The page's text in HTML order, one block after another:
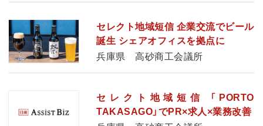
セレクト地域短信 企業交流でビール
誕生 シェアオフィスを拠点に
兵庫県 高砂商工会議所
セレクト地域短信 「PORTO
TAKASAGO」でPR×求人×業務改善